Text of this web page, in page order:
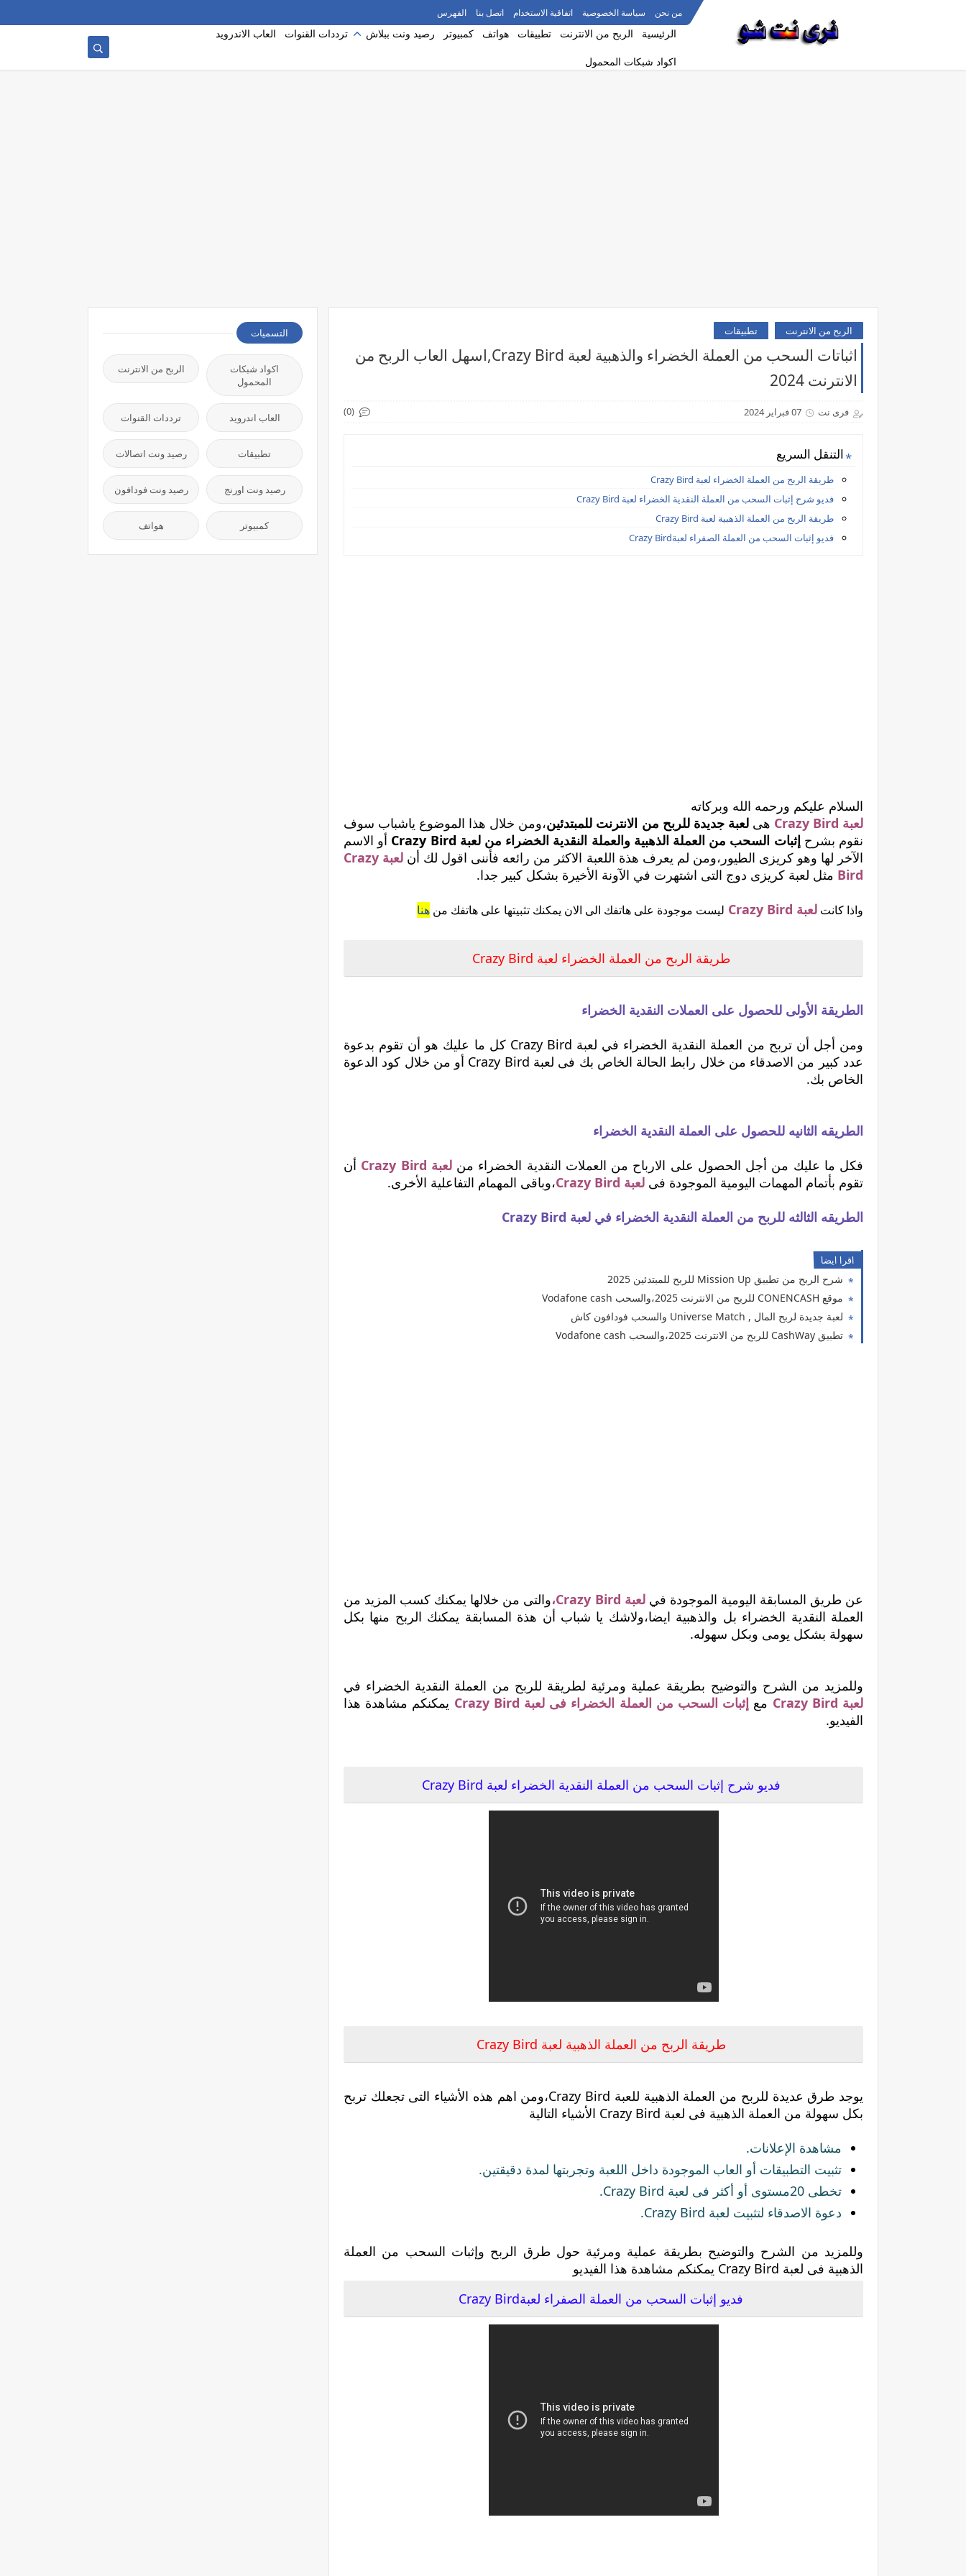
من نحن سياسة الخصوصية اتفاقية الاستخدام اتصل بنا الفهرس
الرئيسية الربح من الانترنت تطبيقات هواتف كمبيوتر رصيد ونت ببلاش ترددات القنوات العاب الاندرويد
اكواد شبكات المحمول
الربح من الانترنت تطبيقات
اثباتات السحب من العملة الخضراء والذهبية لعبة Crazy Bird,اسهل العاب الربح من
الانترنت 2024
فرى نت 07 فبراير 2024 (0)
التنقل السريع
طريقة الربح من العملة الخضراء لعبة Crazy Bird
فديو شرح إثبات السحب من العملة النقدية الخضراء لعبة Crazy Bird
طريقة الربح من العملة الذهبية لعبة Crazy Bird
فديو إثبات السحب من العملة الصفراء لعبةCrazy Bird
السلام عليكم ورحمه الله وبركاته
لعبة Crazy Bird
هى لعبة جديدة للربح من الانترنت للمبتدئين،ومن خلال هذا الموضوع ياشباب سوف
نقوم بشرح إثبات السحب من العملة الذهبية والعملة النقدية الخضراء من لعبة Crazy Bird
أو الاسم
الآخر لها وهو كريزى الطيور،ومن لم يعرف هذة اللعبة الاكثر من رائعه فأننى اقول لك أن
لعبة Crazy
Bird مثل لعبة كريزى دوج التى اشتهرت في الآونة الأخيرة بشكل كبير جدا.
واذا كانت لعبة Crazy Bird ليست موجودة على هاتفك الى الان يمكنك تثبيتها على هاتفك من هنا
طريقة الربح من العملة الخضراء لعبة Crazy Bird
الطريقة الأولى للحصول على العملات النقدية الخضراء
ومن أجل أن تربح من العملة النقدية الخضراء في لعبة Crazy Bird كل ما عليك هو أن تقوم بدعوة
عدد كبير من الاصدقاء من خلال رابط الحالة الخاص بك فى لعبة Crazy Bird أو من خلال كود الدعوة
الخاص بك.
الطريقه الثانيه للحصول على العملة النقدية الخضراء
فكل ما عليك من أجل الحصول على الارباح من العملات النقدية الخضراء منلعبة Crazy Bird
أن
تقوم بأتمام المهمات اليومية الموجودة فى لعبة Crazy Bird
،وباقى المهمام التفاعلية الأخرى.
الطريقه الثالثه للربح من العملة النقدية الخضراء في لعبة Crazy Bird
اقرا ايضا
شرح الربح من تطبيق Mission Up للربح للمبتدئين 2025
موقع CONENCASH للربح من الانترنت 2025،والسحب Vodafone cash
لعبة جديدة لربح المال , Universe Match والسحب فودافون كاش
تطبيق CashWay للربح من الانترنت 2025،والسحب Vodafone cash
عن طريق المسابقة اليومية الموجودة فيلعبة Crazy Bird،
والتى من خلالها يمكنك كسب المزيد من
العملة النقدية الخضراء بل والذهبية ايضا،ولاشك يا شباب أن هذة المسابقة يمكنك الربح منها بكل
سهولة بشكل يومى وبكل سهوله.
وللمزيد من الشرح والتوضيح بطريقة عملية ومرئية لطريقة للربح من العملة النقدية الخضراء في
لعبة Crazy Bird
مع إثبات السحب من العملة الخضراء فى لعبة Crazy Bird
يمكنكم مشاهدة هذا
الفيديو.
فديو شرح إثبات السحب من العملة النقدية الخضراء لعبة Crazy Bird
طريقة الربح من العملة الذهبية لعبة Crazy Bird
يوجد طرق عديدة للربح من العملة الذهبية للعبة Crazy Bird،ومن اهم هذه الأشياء التى تجعلك تربح
بكل سهولة من العملة الذهبية فى لعبة Crazy Bird الأشياء التالية
مشاهدة الإعلانات.
تثبيت التطبيقات أو العاب الموجودة داخل اللعبة وتجربتها لمدة دقيقتين.
تخطى 20مستوى أو أكثر فى لعبة Crazy Bird.
دعوة الاصدقاء لتثبيت لعبة Crazy Bird.
وللمزيد من الشرح والتوضيح بطريقة عملية ومرئية حول طرق الربح وإثبات السحب من العملة
الذهبية فى لعبة Crazy Bird يمكنكم مشاهدة هذا الفيديو
فديو إثبات السحب من العملة الصفراء لعبةCrazy Bird
التسميات
اكواد شبكات
المحمول
الربح من الانترنت
العاب اندرويد ترددات القنوات
تطبيقات رصيد ونت اتصالات
رصيد ونت اورنج رصيد ونت فودافون
كمبيوتر هواتف